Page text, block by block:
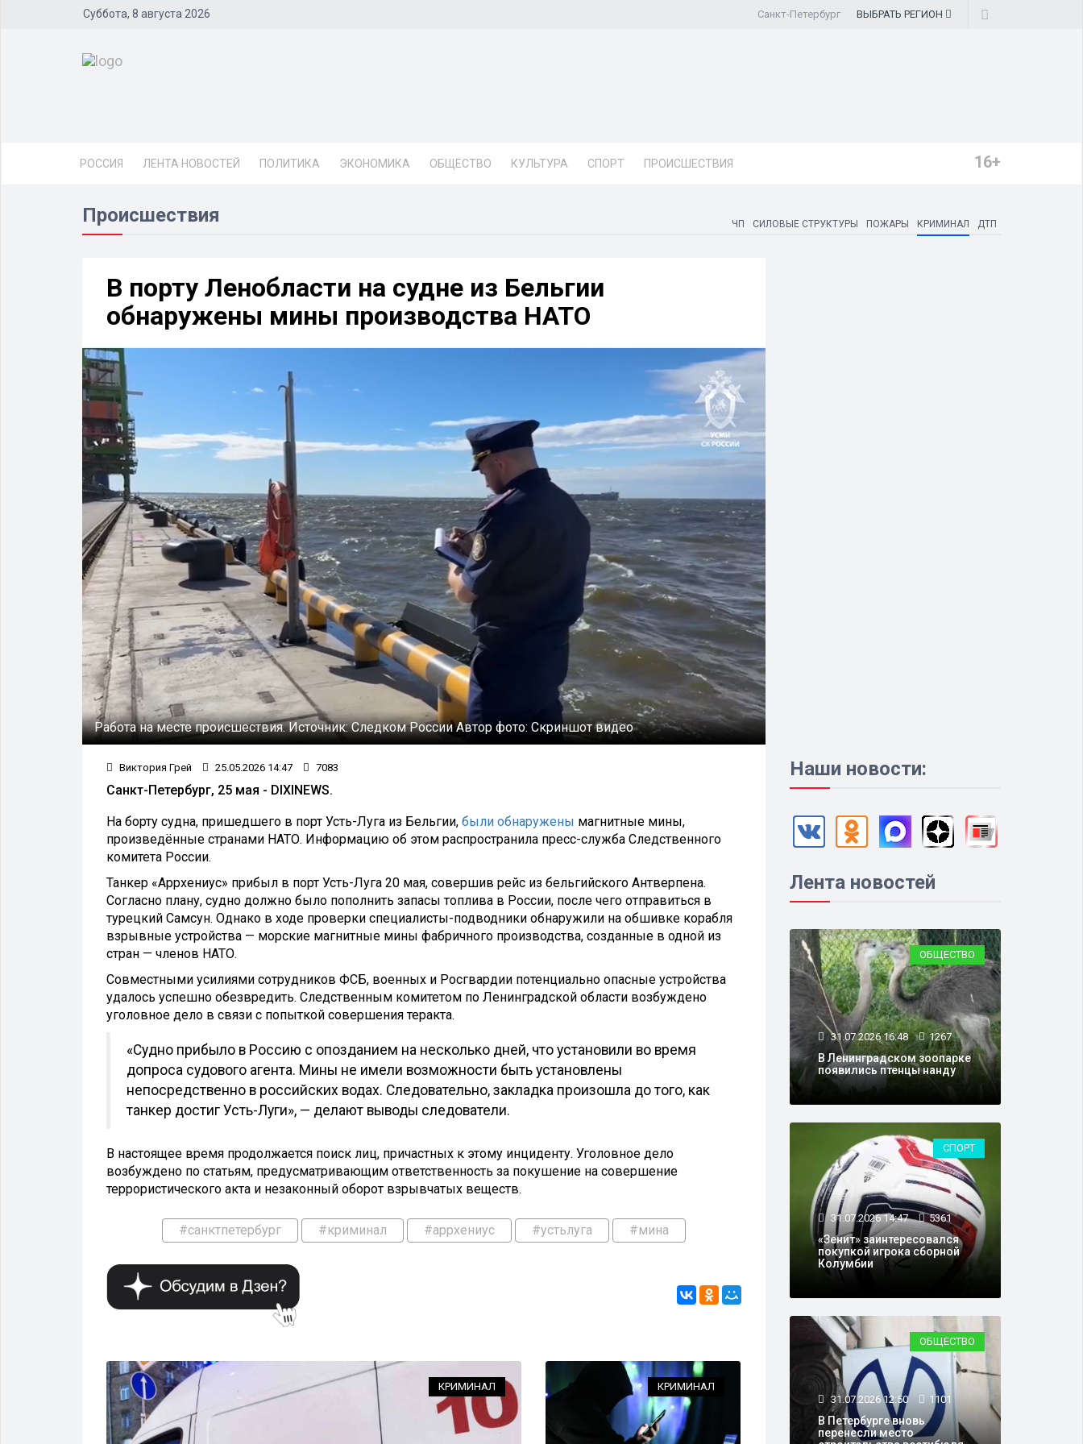
Суббота, 8 августа 2026 Санкт-Петербург ВЫБРАТЬ РЕГИОН
РОССИЯ ЛЕНТА НОВОСТЕЙ ПОЛИТИКА ЭКОНОМИКА ОБЩЕСТВО КУЛЬТУРА СПОРТ ПРОИСШЕСТВИЯ 16+
Происшествия ЧП СИЛОВЫЕ СТРУКТУРЫ ПОЖАРЫ КРИМИНАЛ ДТП
В порту Ленобласти на судне из Бельгии
обнаружены мины производства НАТО
Работа на месте происшествия.Источник:Следком РоссииАвтор фото: Скриншот видео
Виктория Грей 25.05.2026 14:47 7083
Санкт-Петербург, 25 мая - DIXINEWS.
На борту судна, пришедшего в порт Усть-Луга из Бельгии, были обнаружены магнитные мины,
произведённые странами НАТО. Информацию об этом распространила пресс-служба Следственного
комитета России.
Танкер «Аррхениус» прибыл в порт Усть-Луга 20 мая, совершив рейс из бельгийского Антверпена.
Согласно плану, судно должно было пополнить запасы топлива в России, после чего отправиться в
турецкий Самсун. Однако в ходе проверки специалисты-подводники обнаружили на обшивке корабля
взрывные устройства — морские магнитные мины фабричного производства, созданные в одной из
стран — членов НАТО.
Совместными усилиями сотрудников ФСБ, военных и Росгвардии потенциально опасные устройства
удалось успешно обезвредить. Следственным комитетом по Ленинградской области возбуждено
уголовное дело в связи с попыткой совершения теракта.
«Судно прибыло в Россию с опозданием на несколько дней, что установили во время
допроса судового агента. Мины не имели возможности быть установлены
непосредственно в российских водах. Следовательно, закладка произошла до того, как
танкер достиг Усть-Луги», — делают выводы следователи.
В настоящее время продолжается поиск лиц, причастных к этому инциденту. Уголовное дело
возбуждено по статьям, предусматривающим ответственность за покушение на совершение
террористического акта и незаконный оборот взрывчатых веществ.
#санктпетербург #криминал #аррхениус #устьлуга #мина
КРИМИНАЛ КРИМИНАЛ
КРИМИНАЛ
Наши новости:
Лента новостей
ОБЩЕСТВО
31.07.2026 16:48 1267
В Ленинградском зоопарке
появились птенцы нанду
СПОРТ
31.07.2026 14:47 5361
«Зенит» заинтересовался
покупкой игрока сборной
Колумбии
ОБЩЕСТВО
31.07.2026 12:50 1101
В Петербурге вновь
перенесли место